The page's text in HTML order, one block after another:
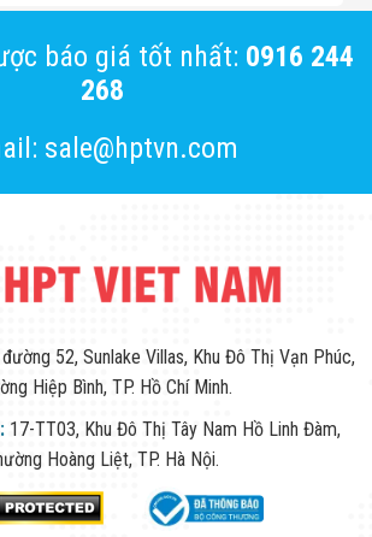
báo giá tốt nhất: 0916 244
268
sale@hptvn.com
52, Sunlake Villas, Khu Đô Thị Vạn Phúc,
Hiệp Bình, TP. Hồ Chí Minh.
17-TT03, Khu Đô Thị Tây Nam Hồ Linh Đàm,
Hoàng Liệt, TP. Hà Nội.